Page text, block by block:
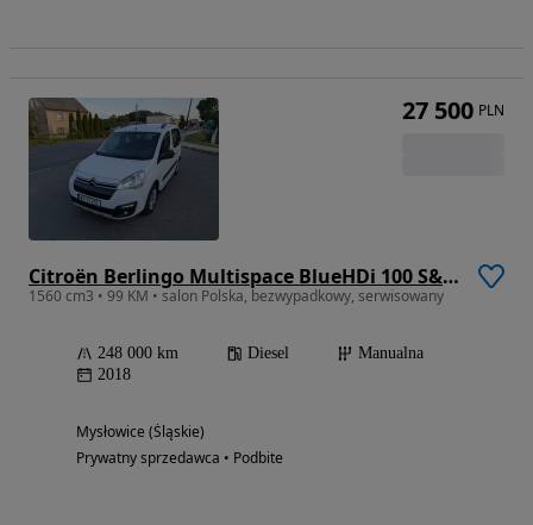
Citroën Berlingo Multispace BlueHDi 100 S&S XTR
1560 cm3 • 99 KM • salon Polska, bezwypadkowy, serwisowany
248 000 km Diesel
Manualna
2018
Mysłowice (Śląskie)
Prywatny sprzedawca • Podbite
27 500 PLN